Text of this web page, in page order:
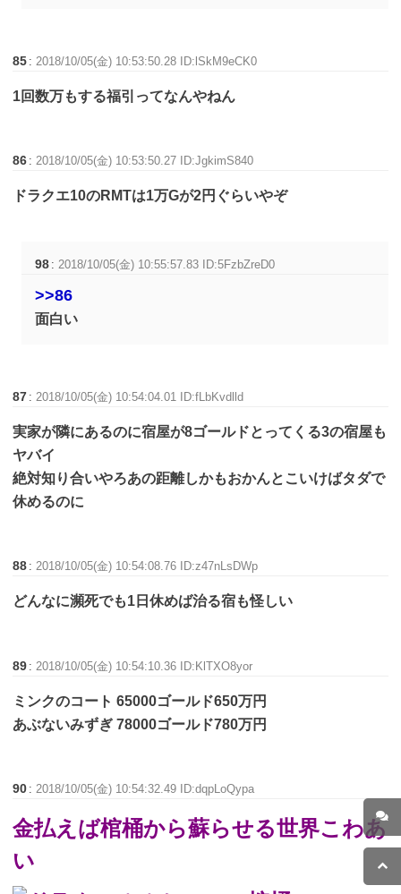
85 :2018/10/05(金) 10:53:50.28 ID:lSkM9eCK0
1回数万もする福引ってなんやねん
86 :2018/10/05(金) 10:53:50.27 ID:JgkimS840
ドラクエ10のRMTは1万Gが2円ぐらいやぞ
98 :2018/10/05(金) 10:55:57.83 ID:5FzbZreD0
>>86
面白い
87 :2018/10/05(金) 10:54:04.01 ID:fLbKvdlld
実家が隣にあるのに宿屋が8ゴールドとってくる3の宿屋も
ヤバイ
絶対知り合いやろあの距離しかもおかんとこいけばタダで
休めるのに
88 :2018/10/05(金) 10:54:08.76 ID:z47nLsDWp
どんなに瀕死でも1日休めば治る宿も怪しい
89 : 2018/10/05(金) 10:54:10.36 ID:KlTXO8yor
ミンクのコート 65000ゴールド650万円
あぶないみずぎ 78000ゴールド780万円
90 : 2018/10/05(金) 10:54:32.49 ID:dqpLoQypa
金払えば棺桶から蘇らせる世界こわあ
い